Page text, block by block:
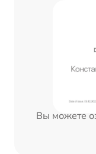
Вы можете